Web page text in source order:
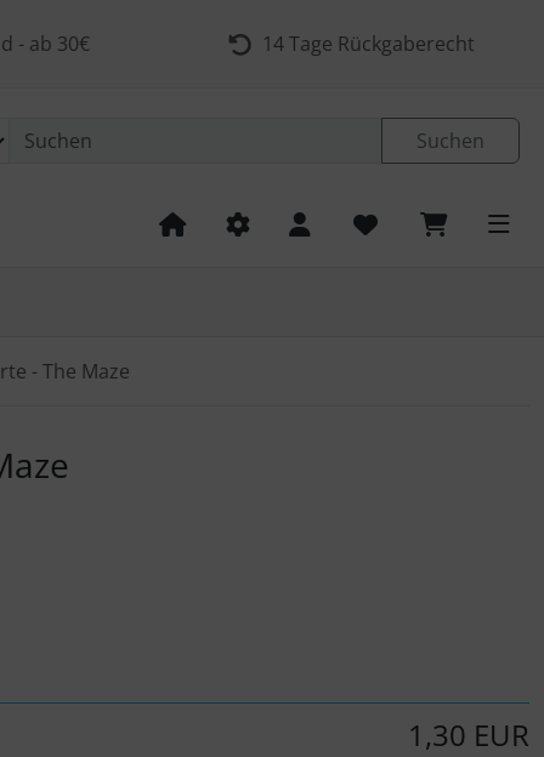
- ab 30€ 14 Tage Rückgaberecht
Suchen
- The Maze
1,30 EUR